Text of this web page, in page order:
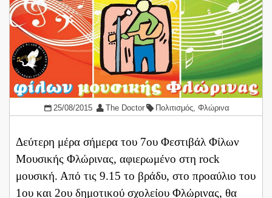
25/08/2015 The Doctor Πολιτισμός, Φλώρινα
Δεύτερη μέρα σήμερα του 7ου Φεστιβάλ Φίλων
Μουσικής Φλώρινας, αφιερωμένο στη rock
μουσική. Από τις 9.15 το βράδυ, στο προαύλιο του
1ου και 2ου δημοτικού σχολείου Φλώρινας, θα